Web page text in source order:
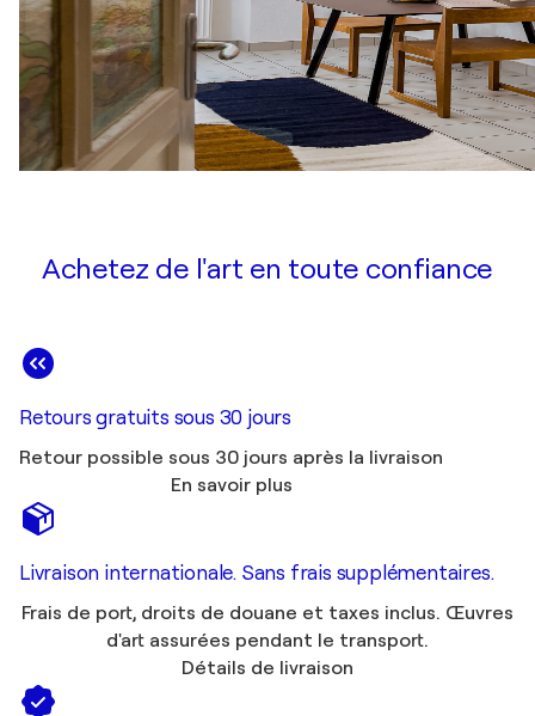
Achetez de l'art en toute confiance
Retours gratuits sous 30 jours
Retour possible sous 30 jours après la livraison
En savoir plus
Livraison internationale. Sans frais supplémentaires.
Frais de port, droits de douane et taxes inclus. Œuvres
d'art assurées pendant le transport.
Détails de livraison